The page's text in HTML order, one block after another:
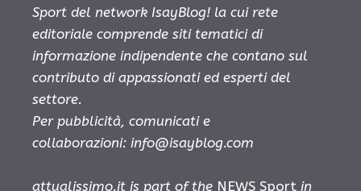
Sport del network IsayBlog! la cui rete
editoriale comprende siti tematici di
informazione indipendente che contano sul
contributo di appassionati ed esperti del
settore.
Per pubblicità, comunicati e
collaborazioni: info@isayblog.com
attualissimo.it is part of the NEWS Sport in